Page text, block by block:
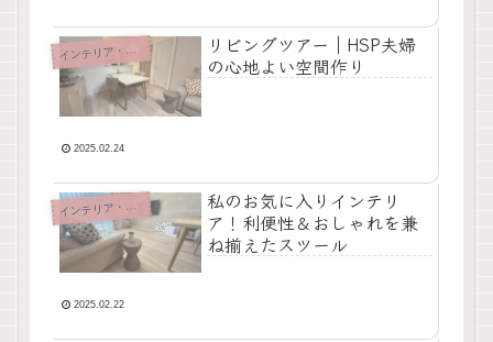
イ
ンテリア・雑貨
リビングツアー｜HSP夫婦
の心地よい空間作り
2025.02.24
イ
ンテリア・雑貨
私のお気に入りインテリ
ア！利便性＆おしゃれを兼
ね揃えたスツール
2025.02.22